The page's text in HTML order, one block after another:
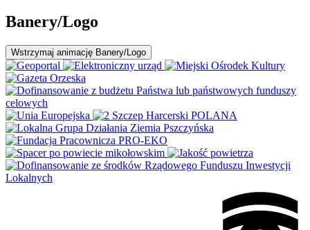
Banery/Logo
Wstrzymaj animację Banery/Logo